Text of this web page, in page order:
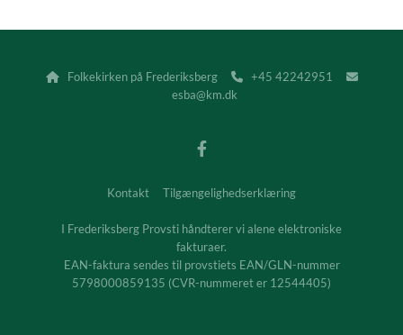
Folkekirken på Frederiksberg +45 42242951 
esba@km.dk
Kontakt Tilgængelighedserklæring
I Frederiksberg Provsti håndterer vi alene elektroniske
fakturaer.
EAN-faktura sendes til provstiets EAN/GLN-nummer
5798000859135 (CVR-nummeret er 12544405)